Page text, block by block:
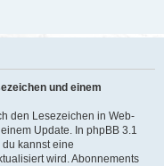
und einem
den Lesezeichen in Web-
Update. In phpBB 3.1
kannst eine
wird. Abonnements